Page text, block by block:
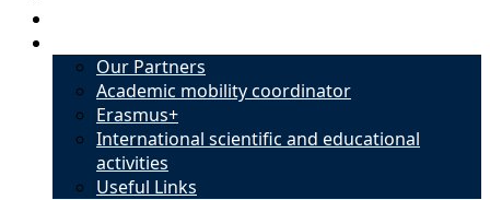
Our Partners
Academic mobility coordinator
Erasmus+
International scientific and educational
activities
Useful Links